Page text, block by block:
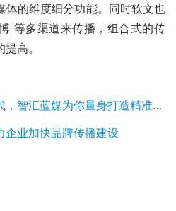
体的维度细分功能。同时软文也
等多渠道来传播，组合式的传
高。
蓝媒为你量身打造精准软文营销推广
企业加快品牌传播建设